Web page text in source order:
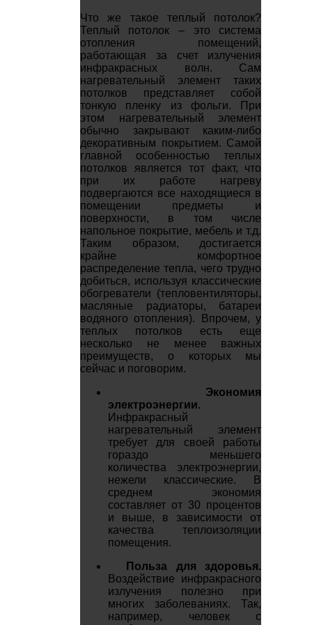
Что же такое теплый потолок?
Теплый потолок – это система
отопления помещений,
работающая за счет излучения
инфракрасных волн. Сам
нагревательный элемент таких
потолков представляет собой
тонкую пленку из фольги. При
этом нагревательный элемент
обычно закрывают каким-либо
декоративным покрытием. Самой
главной особенностью теплых
потолков является тот факт, что
при их работе нагреву
подвергаются все находящиеся в
помещении предметы и
поверхности, в том числе
напольное покрытие, мебель и т.д.
Таким образом, достигается
крайне комфортное
распределение тепла, чего трудно
добиться, используя классические
обогреватели (тепловентиляторы,
масляные радиаторы, батареи
водяного отопления). Впрочем, у
теплых потолков есть еще
несколько не менее важных
преимуществ, о которых мы
сейчас и поговорим.
Экономия
электроэнергии.
Инфракрасный
нагревательный элемент
требует для своей работы
гораздо меньшего
количества электроэнергии,
нежели классические. В
среднем экономия
составляет от 30 процентов
и выше, в зависимости от
качества теплоизоляции
помещения.
Польза для здоровья.
Воздействие инфракрасного
излучения полезно при
многих заболеваниях. Так,
например, человек с